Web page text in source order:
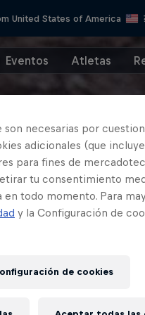
United States of America
Eventos Atletas
necesarias por
adicionales (que
para fines de
tu consentimiento
todo momento. Para
y la Configuración de
de cookies